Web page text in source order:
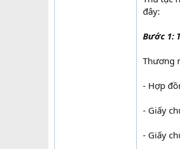
đây:
Bước 1:
Thương
- Hợp
- Giấy
- Giấy